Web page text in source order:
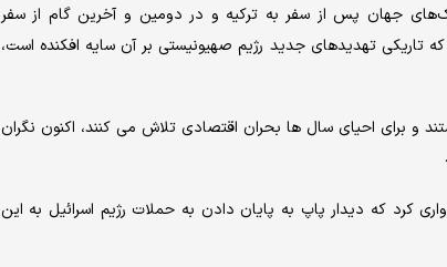
جهان پس از سفر به ترکیه و در دومین و آخرین گام از سفر
تاریکی تهدیدهای جدید رژیم صهیونیستی بر آن سایه افکنده است،
و برای احیای سال ها بحران اقتصادی تلاش می کنند، اکنون نگران
کرد که دیدار پاپ به پایان دادن به حملات رژیم اسرائیل به این